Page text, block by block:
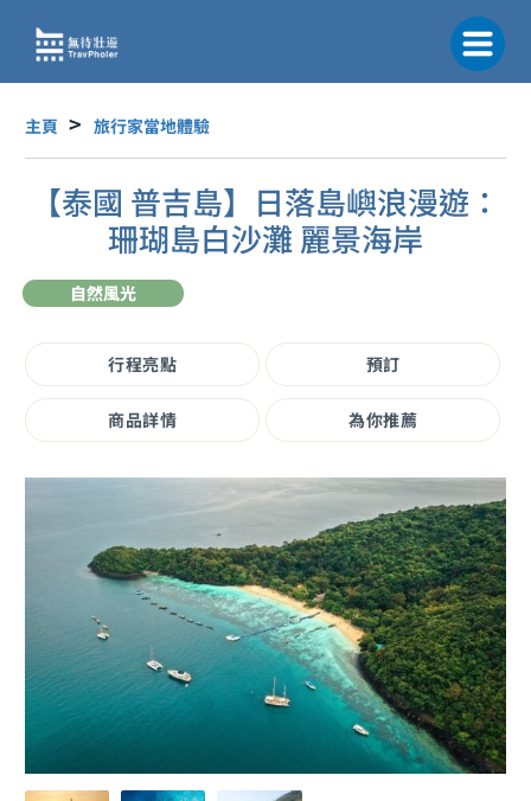
要
主頁 旅行家當地體驗
【泰國 普吉島】日落島嶼浪漫遊：
珊瑚島白沙灘 麗景海岸
自然風光
行程亮點 預訂
商品詳情 為你推薦